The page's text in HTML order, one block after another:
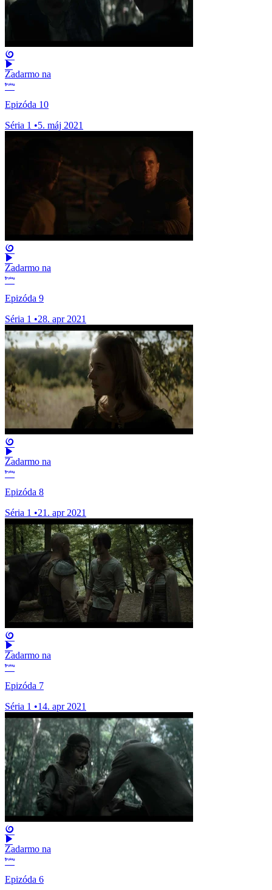
Zadarmo na
Epizóda 10
Séria 1 •5. máj 2021
Zadarmo na
Epizóda 9
Séria 1 •28. apr 2021
Zadarmo na
Epizóda 8
Séria 1 •21. apr 2021
Zadarmo na
Epizóda 7
Séria 1 •14. apr 2021
Zadarmo na
Epizóda 6